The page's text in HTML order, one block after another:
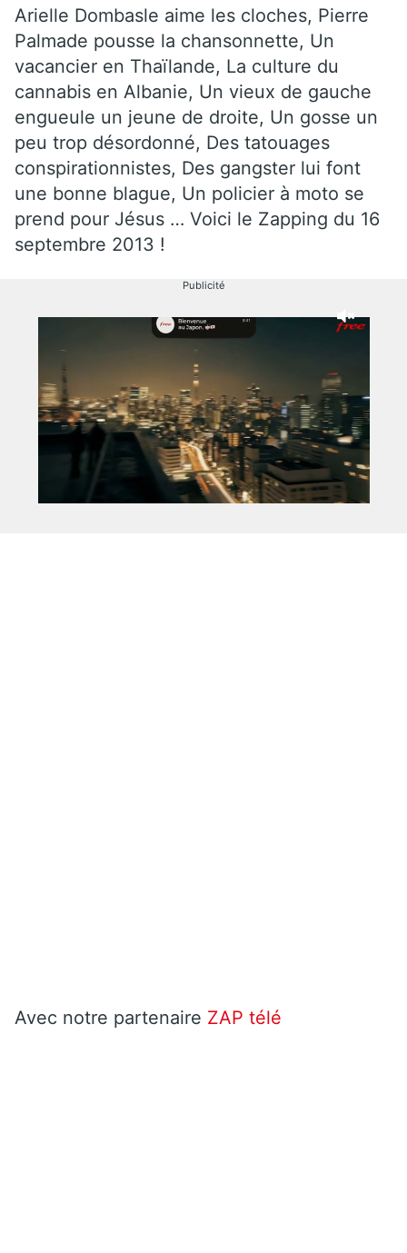
Arielle Dombasle aime les cloches, Pierre
Palmade pousse la chansonnette, Un
vacancier en Thaïlande, La culture du
cannabis en Albanie, Un vieux de gauche
engueule un jeune de droite, Un gosse un
peu trop désordonné, Des tatouages
conspirationnistes, Des gangster lui font
une bonne blague, Un policier à moto se
prend pour Jésus … Voici le Zapping du 16
septembre 2013 !
Publicité
Avec notre partenaire ZAP télé